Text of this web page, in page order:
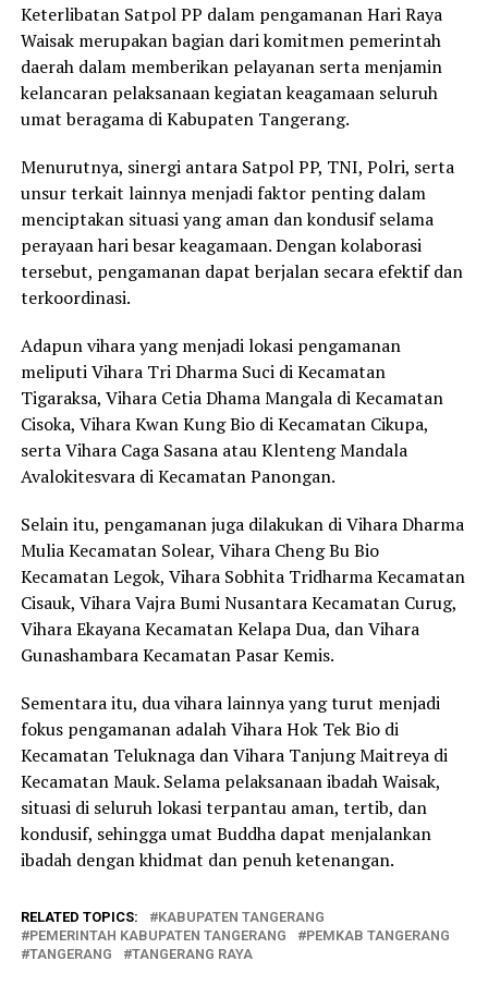
Keterlibatan Satpol PP dalam pengamanan Hari Raya
Waisak merupakan bagian dari komitmen pemerintah
daerah dalam memberikan pelayanan serta menjamin
kelancaran pelaksanaan kegiatan keagamaan seluruh
umat beragama di Kabupaten Tangerang.
Menurutnya, sinergi antara Satpol PP, TNI, Polri, serta
unsur terkait lainnya menjadi faktor penting dalam
menciptakan situasi yang aman dan kondusif selama
perayaan hari besar keagamaan. Dengan kolaborasi
tersebut, pengamanan dapat berjalan secara efektif dan
terkoordinasi.
Adapun vihara yang menjadi lokasi pengamanan
meliputi Vihara Tri Dharma Suci di Kecamatan
Tigaraksa, Vihara Cetia Dhama Mangala di Kecamatan
Cisoka, Vihara Kwan Kung Bio di Kecamatan Cikupa,
serta Vihara Caga Sasana atau Klenteng Mandala
Avalokitesvara di Kecamatan Panongan.
Selain itu, pengamanan juga dilakukan di Vihara Dharma
Mulia Kecamatan Solear, Vihara Cheng Bu Bio
Kecamatan Legok, Vihara Sobhita Tridharma Kecamatan
Cisauk, Vihara Vajra Bumi Nusantara Kecamatan Curug,
Vihara Ekayana Kecamatan Kelapa Dua, dan Vihara
Gunashambara Kecamatan Pasar Kemis.
Sementara itu, dua vihara lainnya yang turut menjadi
fokus pengamanan adalah Vihara Hok Tek Bio di
Kecamatan Teluknaga dan Vihara Tanjung Maitreya di
Kecamatan Mauk. Selama pelaksanaan ibadah Waisak,
situasi di seluruh lokasi terpantau aman, tertib, dan
kondusif, sehingga umat Buddha dapat menjalankan
ibadah dengan khidmat dan penuh ketenangan.
RELATED TOPICS:
KABUPATEN TANGERANG
PEMERINTAH KABUPATEN TANGERANG
PEMKAB TANGERANG
TANGERANG
TANGERANG RAYA